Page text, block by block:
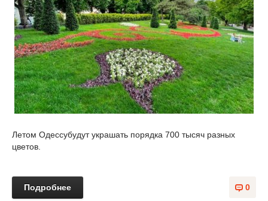
Летом Одессубудут украшать порядка 700 тысяч разных
цветов.
0
Подробнее